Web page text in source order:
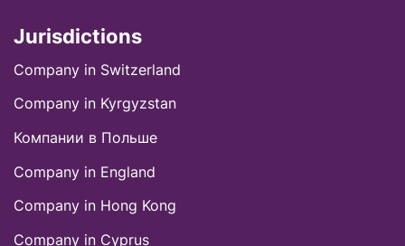
Jurisdictions
Company in Switzerland
Company in Kyrgyzstan
Компании в Польше
Company in England
Company in Hong Kong
Company in Cyprus